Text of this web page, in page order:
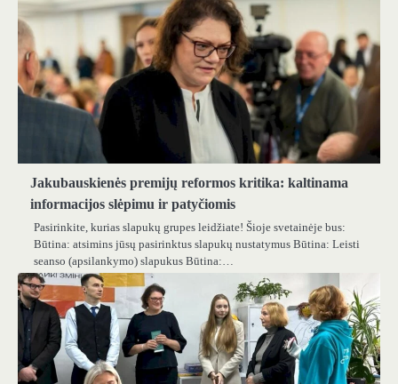
Jakubauskienės premijų reformos kritika: kaltinama
informacijos slėpimu ir patyčiomis
Pasirinkite, kurias slapukų grupes leidžiate! Šioje svetainėje bus:
Būtina: atsimins jūsų pasirinktus slapukų nustatymus Būtina: Leisti
seanso (apsilankymo) slapukus Būtina:…